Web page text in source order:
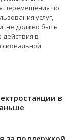
перемещения по
услуг,
не должно быть
в
в